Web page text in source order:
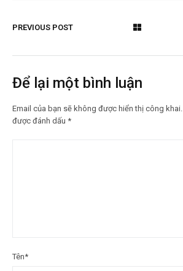
PREVIOUS POST
Để lại một bình luận
Email của bạn sẽ không được hiển thị công khai.
được đánh dấu *
Tên*